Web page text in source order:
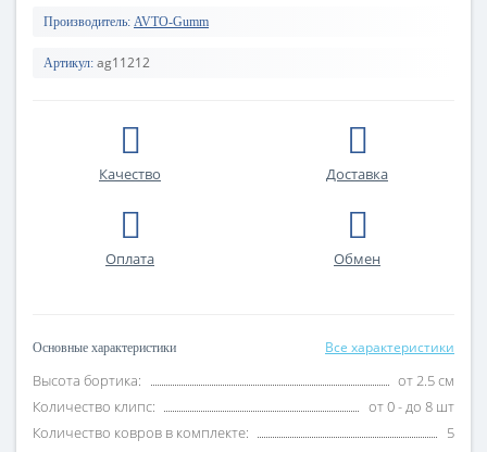
Производитель: AVTO-Gumm
Артикул: ag11212
Качество Доставка
Оплата Обмен
Основные характеристики Все характеристики
Высота бортика:
от 2.5 см
Количество клипс:
от 0 - до 8 шт
Количество ковров в комплекте:
5